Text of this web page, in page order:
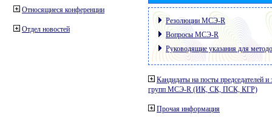
Относящиеся конференции
Отдел новостей
Резолюции МСЭ-R
Вопросы МСЭ-R
Руководящие указания для
Кандидаты на посты председателей и
групп МСЭ-R (ИК, СК, ПСК, КГР)
Прочая информация